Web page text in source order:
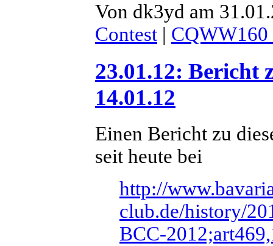
Von dk3yd am
Contest | CQWW160
23.01.12: Bericht
14.01.12
Einen Bericht zu
seit heute bei
http://
club.de/history/
BCC-